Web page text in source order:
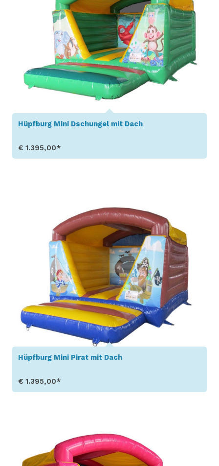
Hüpfburg Mini Dschungel mit Dach
€ 1.395,00*
Hüpfburg Mini Pirat mit Dach
€ 1.395,00*